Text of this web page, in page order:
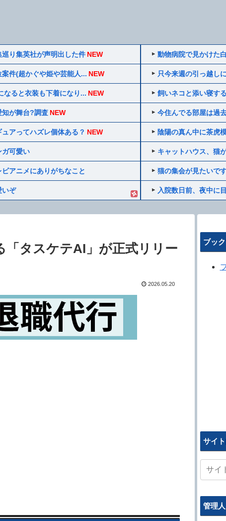
り集英社が声明出した件 NEW
件(超かぐや姫や芸能人... NEW
なると衣装も下着になり... NEW
知が舞台?調査 NEW
アってハズレ個体ある？ NEW
ガ可愛い
アニメにありがちなこと
いぞ
動物病院で見かけた
只今来週の引っ越し
飼いネコと添い寝す
今住んでる部屋は過
陰陽の真ん中に茶虎
キャットハウス、猫
猫の集会が見たいで
入院数日前、夜中に
「タスケテAI」が正式リリー
2026.05.20
ブッ
サイ
管理人